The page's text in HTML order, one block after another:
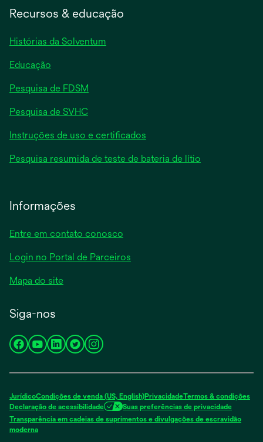
tab
Recursos & educação
Histórias da Solventum
Educação
Pesquisa de FDSM
Pesquisa de SVHC
Instruções de uso e certificados
Pesquisa resumida de teste de bateria de lítio
Informações
Entre em contato conosco
Login no Portal de Parceiros
Mapa do site
Siga-nos
opens
new
tab
opens
new
tab
opens
new
tab
opens
new
tab
opens
new
tab
JurídicoCondições de venda (US, English)PrivacidadeTermos & condições
Declaração de acessibilidade
Suas preferências de privacidade
Transparência em cadeias de suprimentos e divulgações de escravidão
modernaopens